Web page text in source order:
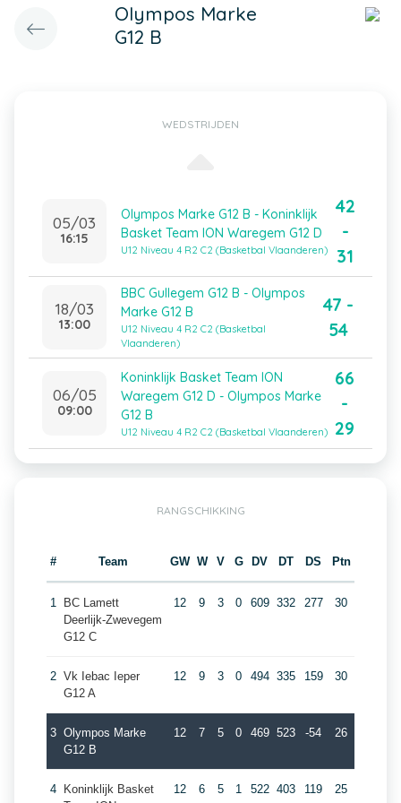
Olympos Marke
G12 B
WEDSTRIJDEN
05/03
16:15
Olympos Marke G12 B - Koninklijk
Basket Team ION Waregem G12 D
U12 Niveau 4 R2 C2 (Basketbal Vlaanderen)
42
-
31
18/03
13:00
BBC Gullegem G12 B - Olympos
Marke G12 B
U12 Niveau 4 R2 C2 (Basketbal
Vlaanderen)
47 -
54
06/05
09:00
Koninklijk Basket Team ION
Waregem G12 D - Olympos Marke
G12 B
U12 Niveau 4 R2 C2 (Basketbal Vlaanderen)
66
-
29
RANGSCHIKKING
# Team GW W V G DV DT DS Ptn
1
BC Lamett
Deerlijk-Zwevegem
G12 C
12 9 3 0 609 332 277 30
2 Vk Iebac Ieper
G12 A
12 9 3 0 494 335 159 30
3 Olympos Marke
G12 B
12 7 5 0 469 523 -54 26
4
Koninklijk Basket
12 6 5 1 522 403 119 25